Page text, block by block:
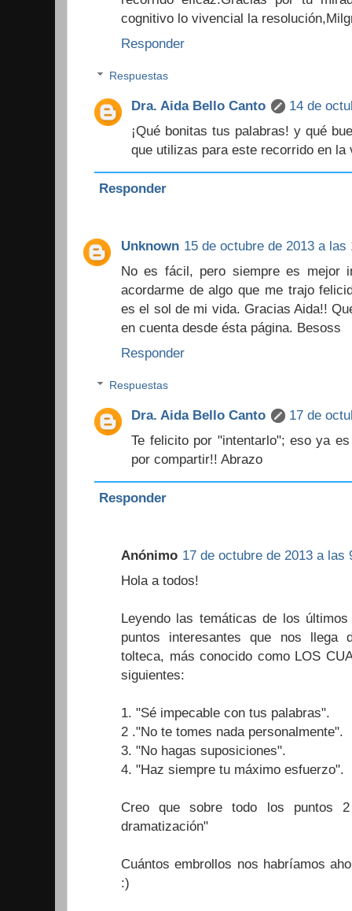
cognitivo lo vivencial la
Responder
Respuestas
Dra. Aida Bello Canto
14 de
¡Qué bonitas tus palabras! y qué
que utilizas para este recorrido en la
Responder
Unknown 15 de octubre de 2013 a las
No es fácil, pero siempre es mejor
acordarme de algo que me trajo
es el sol de mi vida. Gracias Aida!!
en cuenta desde ésta página. Besoss
Responder
Respuestas
Dra. Aida Bello Canto
17 de
Te felicito por "intentarlo"; eso ya
por compartir!! Abrazo
Responder
Anónimo 17 de octubre de 2013 a las
Hola a todos!
Leyendo las temáticas de los
puntos interesantes que nos llega
tolteca, más conocido como LOS
siguientes:
1. "Sé impecable con tus palabras".
2 ."No te tomes nada personalmente".
3. "No hagas suposiciones".
4. "Haz siempre tu máximo esfuerzo".
Creo que sobre todo los puntos
dramatización"
Cuántos embrollos nos habríamos
:)